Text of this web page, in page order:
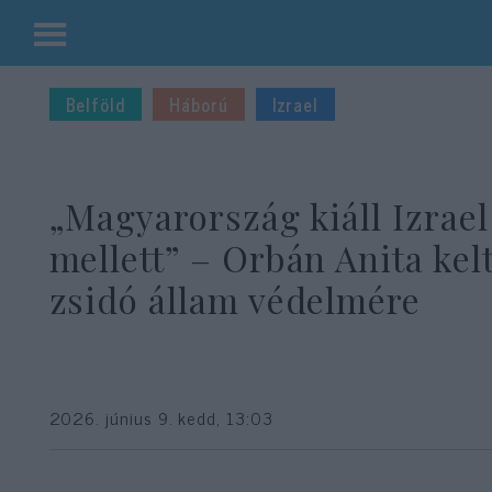
Kilépés
tartalomba
Belföld Háború Izrael
„Magyarország kiáll Izrael
mellett” – Orbán Anita
zsidó állam védelmére
2026. június 9. kedd, 13:03